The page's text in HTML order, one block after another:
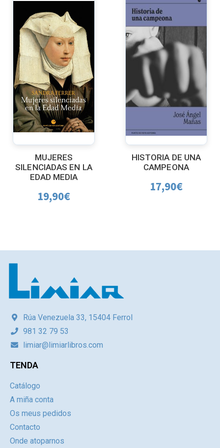
MUJERES
SILENCIADAS EN LA
EDAD MEDIA
19,90€
HISTORIA DE UNA
CAMPEONA
17,90€
Rúa Venezuela 33, 15404 Ferrol
981 32 79 53
limiar@limiarlibros.com
TENDA
Catálogo
A miña conta
Os meus pedidos
Contacto
Onde atoparnos